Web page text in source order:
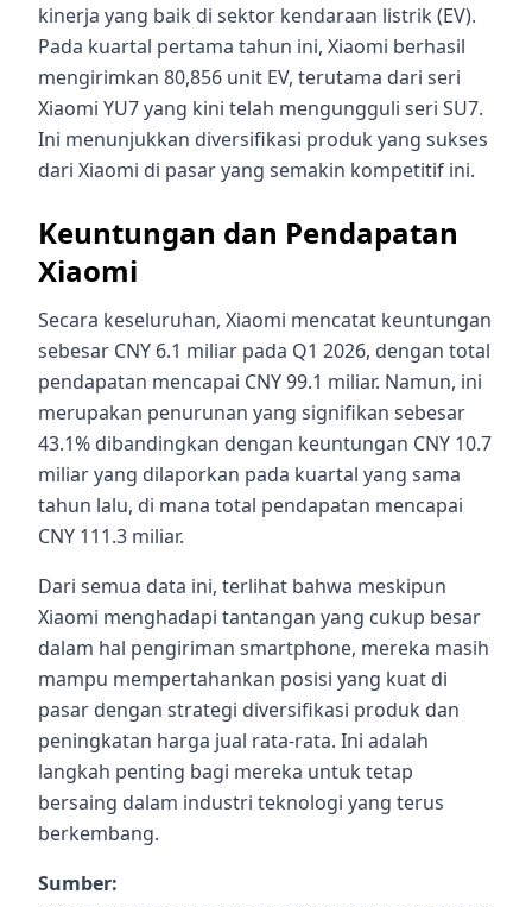
kinerja yang baik di sektor kendaraan listrik (EV).
Pada kuartal pertama tahun ini, Xiaomi berhasil
mengirimkan 80,856 unit EV, terutama dari seri
Xiaomi YU7 yang kini telah mengungguli seri SU7.
Ini menunjukkan diversifikasi produk yang sukses
dari Xiaomi di pasar yang semakin kompetitif ini.
Keuntungan dan Pendapatan
Xiaomi
Secara keseluruhan, Xiaomi mencatat keuntungan
sebesar CNY 6.1 miliar pada Q1 2026, dengan total
pendapatan mencapai CNY 99.1 miliar. Namun, ini
merupakan penurunan yang signifikan sebesar
43.1% dibandingkan dengan keuntungan CNY 10.7
miliar yang dilaporkan pada kuartal yang sama
tahun lalu, di mana total pendapatan mencapai
CNY 111.3 miliar.
Dari semua data ini, terlihat bahwa meskipun
Xiaomi menghadapi tantangan yang cukup besar
dalam hal pengiriman smartphone, mereka masih
mampu mempertahankan posisi yang kuat di
pasar dengan strategi diversifikasi produk dan
peningkatan harga jual rata-rata. Ini adalah
langkah penting bagi mereka untuk tetap
bersaing dalam industri teknologi yang terus
berkembang.
Sumber: